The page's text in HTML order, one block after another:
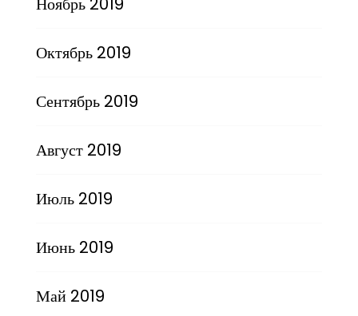
Октябрь 2019
Сентябрь 2019
Август 2019
Июль 2019
Июнь 2019
Май 2019